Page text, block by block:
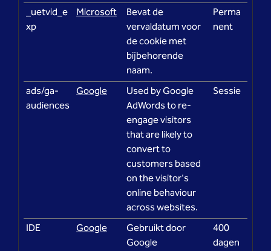
_uetvid_e
xp
Microsoft
Bevat de
vervaldatum voor
de cookie met
bijbehorende
naam.
Perma
nent
ads/ga-
audiences
Google
Used by Google
AdWords to re-
engage visitors
that are likely to
convert to
customers based
on the visitor's
online behaviour
across websites.
Sessie
IDE Google
Gebruikt door
Google
400
dagen